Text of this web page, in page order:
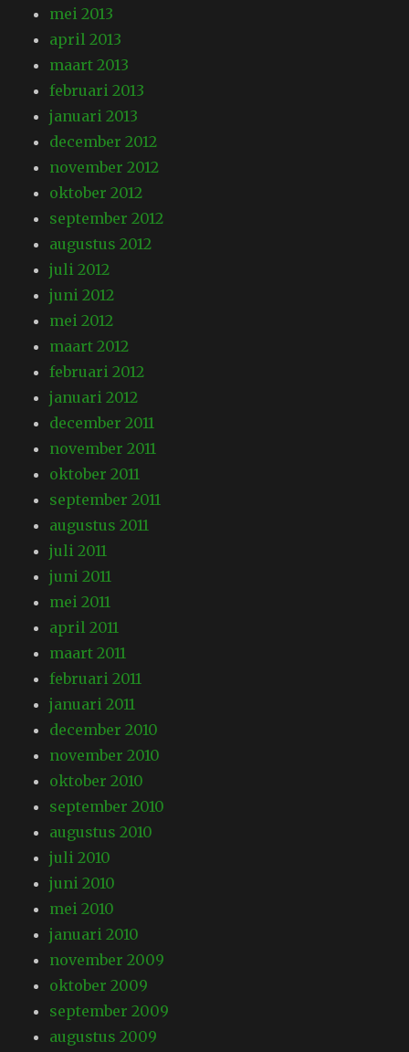
mei 2013
april 2013
maart 2013
februari 2013
januari 2013
december 2012
november 2012
oktober 2012
september 2012
augustus 2012
juli 2012
juni 2012
mei 2012
maart 2012
februari 2012
januari 2012
december 2011
november 2011
oktober 2011
september 2011
augustus 2011
juli 2011
juni 2011
mei 2011
april 2011
maart 2011
februari 2011
januari 2011
december 2010
november 2010
oktober 2010
september 2010
augustus 2010
juli 2010
juni 2010
mei 2010
januari 2010
november 2009
oktober 2009
september 2009
augustus 2009